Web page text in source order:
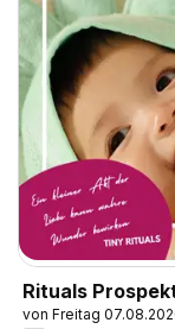
Rituals
von Freitag